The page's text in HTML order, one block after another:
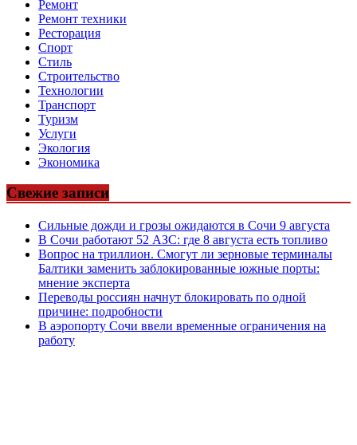
Ремонт
Ремонт техники
Ресторация
Спорт
Стиль
Строительство
Технологии
Транспорт
Туризм
Услуги
Экология
Экономика
Свежие записи
Сильные дожди и грозы ожидаются в Сочи 9 августа
В Сочи работают 52 АЗС: где 8 августа есть топливо
Вопрос на триллион. Смогут ли зерновые терминалы
Балтики заменить заблокированные южные порты:
мнение эксперта
Переводы россиян начнут блокировать по одной
причине: подробности
В аэропорту Сочи ввели временные ограничения на
работу